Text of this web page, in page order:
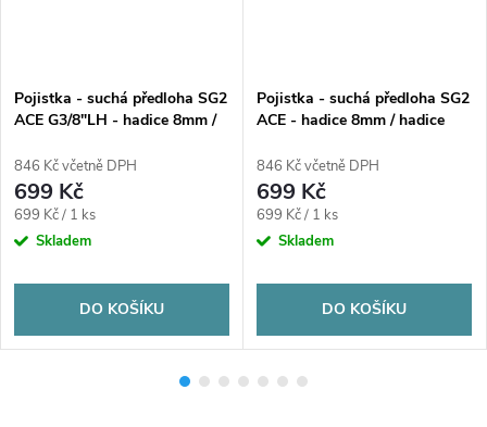
Pojistka - suchá předloha SG2
ACE G3/8"LH - hadice 8mm /
846 Kč včetně DPH
699 Kč
Měrná
cena:
699 Kč / 1 ks
Skladem
DO KOŠÍKU
Pojistka - suchá předloha SG2
ACE - hadice 8mm / hadice
846 Kč včetně DPH
699 Kč
Měrná
cena:
699 Kč / 1 ks
Skladem
DO KOŠÍKU